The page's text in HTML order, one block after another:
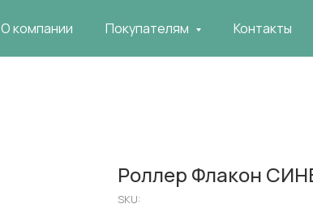
О компании Покупателям Контакты
Роллер Флакон
SKU: